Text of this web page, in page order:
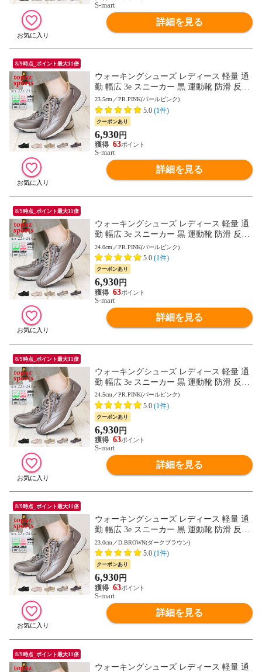
S-mart
詳細を見る
8/9時点_ポイント最大11倍
ウォーキングシューズ レディース 軽量 通
勤 幅広 3e スニーカー 黒 運動靴 防滑 反射
板付き リフレクター トパーズ 靴 TOPAZ 7
048
23.5cm／PR.PINK(パールピンク)
5.0 (1件)
クーポンあり
6,930円
63
S-mart
詳細を見る
8/9時点_ポイント最大11倍
ウォーキングシューズ レディース 軽量 通
勤 幅広 3e スニーカー 黒 運動靴 防滑 反射
板付き リフレクター トパーズ 靴 TOPAZ 7
048
24.0cm／PR.PINK(パールピンク)
5.0 (1件)
クーポンあり
6,930円
63
S-mart
詳細を見る
8/9時点_ポイント最大11倍
ウォーキングシューズ レディース 軽量 通
勤 幅広 3e スニーカー 黒 運動靴 防滑 反射
板付き リフレクター トパーズ 靴 TOPAZ 7
048
24.5cm／PR.PINK(パールピンク)
5.0 (1件)
クーポンあり
6,930円
63
S-mart
詳細を見る
8/9時点_ポイント最大11倍
ウォーキングシューズ レディース 軽量 通
勤 幅広 3e スニーカー 黒 運動靴 防滑 反射
板付き リフレクター トパーズ 靴 TOPAZ 7
048
23.0cm／D.BROWN(ダークブラウン)
5.0 (1件)
クーポンあり
6,930円
63
S-mart
詳細を見る
8/9時点_ポイント最大11倍
ウォーキングシューズ レディース 軽量 通